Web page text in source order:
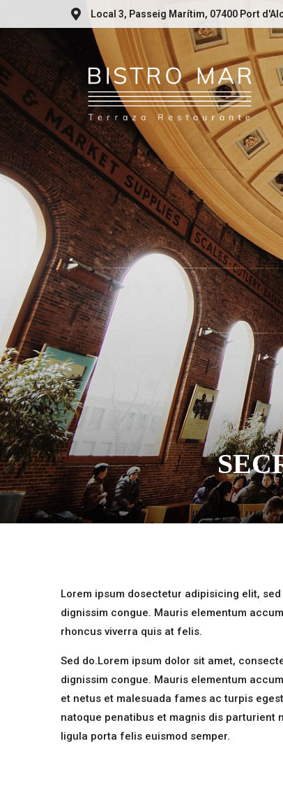
Local 3, Passeig Marítim, 07400 Port
Lorem ipsum dosectetur adipisicing elit,
dignissim congue. Mauris elementum
rhoncus viverra quis at felis.
Sed do.Lorem ipsum dolor sit amet,
dignissim congue. Mauris elementum
et netus et malesuada fames ac turpis
natoque penatibus et magnis dis parturient
ligula porta felis euismod semper.